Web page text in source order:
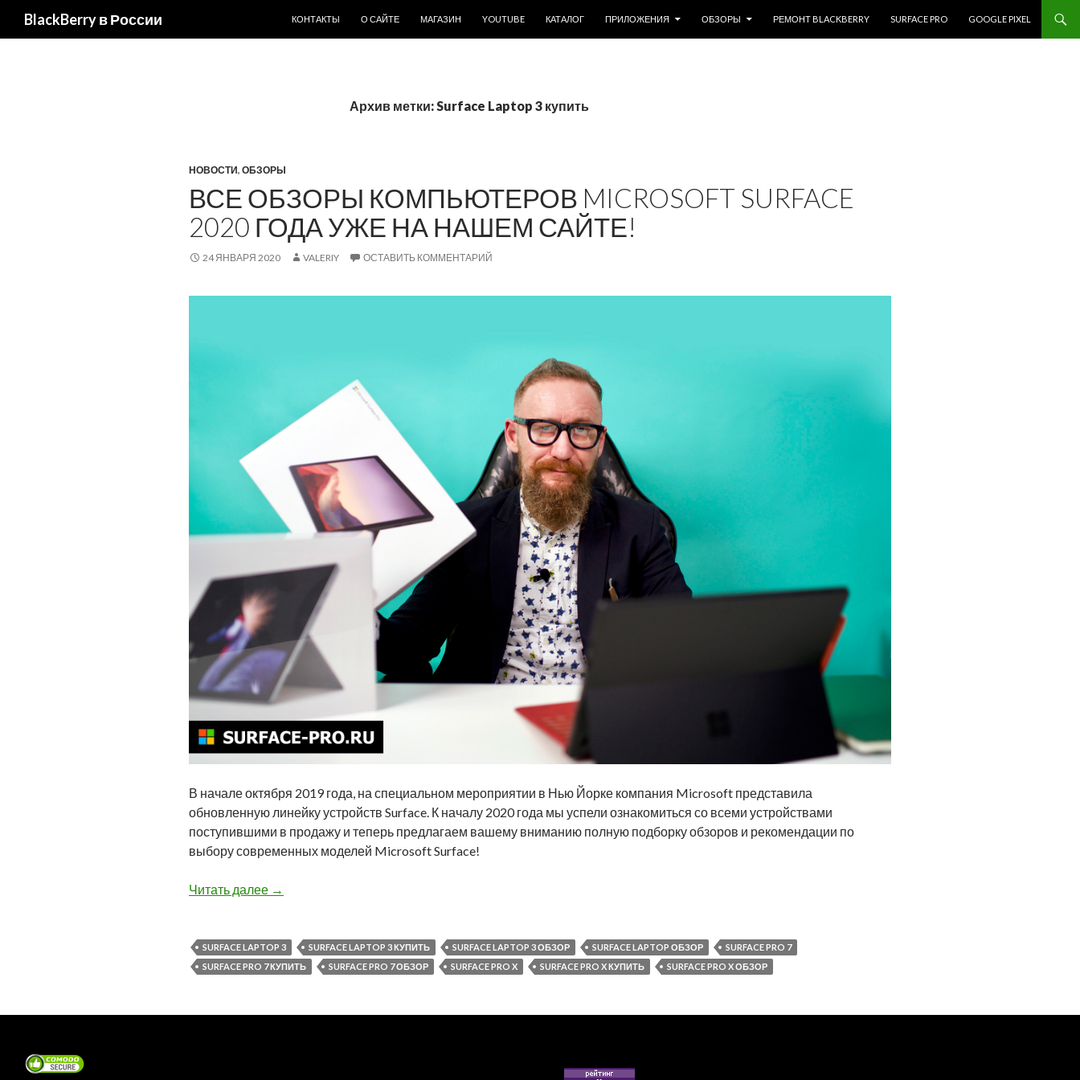
BlackBerry в России
КОНТАКТЫ
О САЙТЕ МАГАЗИН YOUTUBE КАТАЛОГ ПРИЛОЖЕНИЯ ОБЗОРЫ РЕМОНТ BLACKBERRY SURFACE PRO GOOGLE PIXEL
Архив метки: Surface Laptop 3 купить
НОВОСТИ, ОБЗОРЫ
ВСЕ ОБЗОРЫ КОМПЬЮТЕРОВ MICROSOFT SURFACE
2020 ГОДА УЖЕ НА НАШЕМ САЙТЕ!
24 ЯНВАРЯ 2020 VALERIY ОСТАВИТЬ КОММЕНТАРИЙ
В начале октября 2019 года, на специальном мероприятии в Нью Йорке компания Microsoft представила
обновленную линейку устройств Surface. К началу 2020 года мы успели ознакомиться со всеми устройствами
поступившими в продажу и теперь предлагаем вашему вниманию полную подборку обзоров и рекомендации по
выбору современных моделей Microsoft Surface!
Читать далее Все обзоры компьютеров Microsoft Surface 2020 года уже на нашем сайте!
→
SURFACE LAPTOP 3 SURFACE LAPTOP 3 КУПИТЬ SURFACE LAPTOP 3 ОБЗОР SURFACE LAPTOP ОБЗОР
SURFACE PRO 7
SURFACE PRO 7 КУПИТЬ
SURFACE PRO 7 ОБЗОР SURFACE PRO X SURFACE PRO X КУПИТЬ SURFACE PRO X ОБЗОР